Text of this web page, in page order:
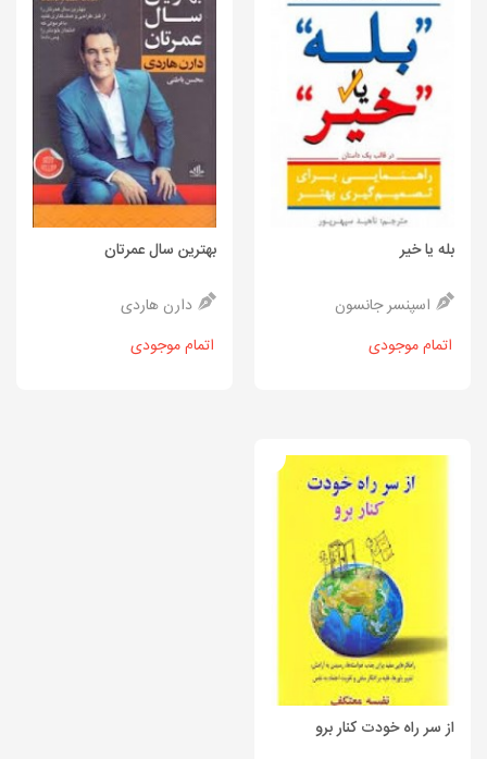
بله یا خیر
اسپنسر جانسون
اتمام موجودی
بهترین سال عمرتان
دارن هاردی
اتمام موجودی
از سر راه خودت کنار برو